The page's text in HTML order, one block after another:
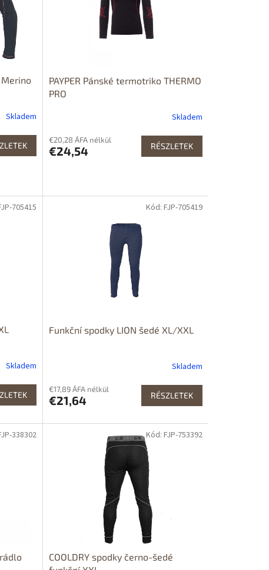
Merino
Skladem
PAYPER Pánské termotriko THERMO
PRO
Skladem
€20,28 ÁFA nélkül
€24,54 RÉSZLETEK
Skladem
705415
Funkční spodky LION šedé XL/XXL
Skladem
€17,89 ÁFA nélkül
€21,64 RÉSZLETEK
Kód: FJP-705419
338302
COOLDRY spodky černo-šedé
Kód: FJP-753392